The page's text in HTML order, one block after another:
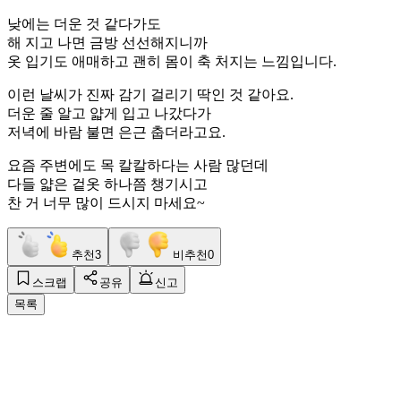
낮에는 더운 것 같다가도
해 지고 나면 금방 선선해지니까
옷 입기도 애매하고 괜히 몸이 축 처지는 느낌입니다.
이런 날씨가 진짜 감기 걸리기 딱인 것 같아요.
더운 줄 알고 얇게 입고 나갔다가
저녁에 바람 불면 은근 춥더라고요.
요즘 주변에도 목 칼칼하다는 사람 많던데
다들 얇은 겉옷 하나쯤 챙기시고
찬 거 너무 많이 드시지 마세요~
추천3 비추천0
스크랩 공유
신고
목록